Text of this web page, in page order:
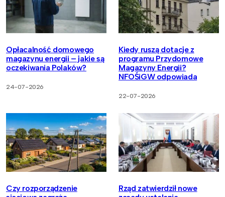
Opłacalność domowego
magazynu energii – jakie są
oczekiwania Polaków?
24-07-2026
Kiedy ruszą dotacje z
programu Przydomowe
Magazyny Energii?
NFOŚiGW odpowiada
22-07-2026
Czy rozporządzenie
Rząd zatwierdził nowe